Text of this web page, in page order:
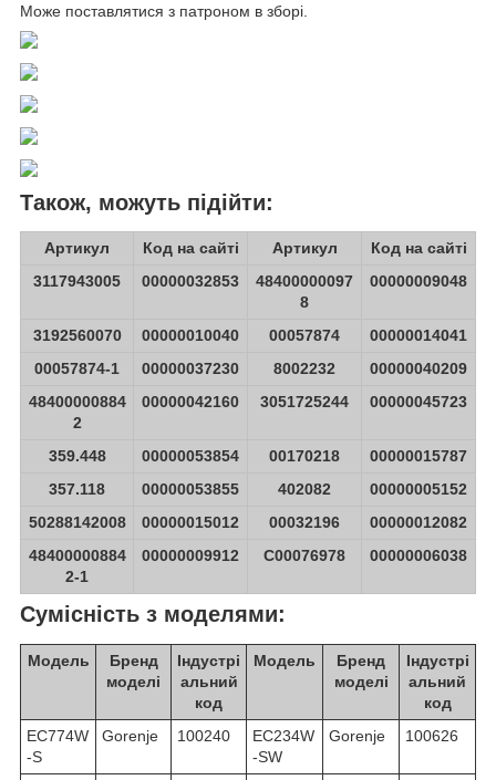
Може поставлятися з патроном в зборі.
Також, можуть підійти:
Артикул Код на сайті Артикул
Код на сайті
3117943005
00000032853
48400000097
8
00000009048
3192560070 00000010040 00057874
00000014041
00057874-1
00000037230 8002232
00000040209
48400000884
2
00000042160 3051725244 00000045723
359.448 00000053854 00170218
00000015787
357.118
00000053855 402082
00000005152
50288142008
00000015012 00032196
00000012082
48400000884
2-1
00000009912 C00076978 00000006038
Сумісність з моделями:
Модель
Бренд
моделі
Індустрі
альний
код
Модель
Бренд
моделі
Індустрі
альний
код
EC774W
-S
Gorenje 100240
EC234W
-SW
Gorenje 100626